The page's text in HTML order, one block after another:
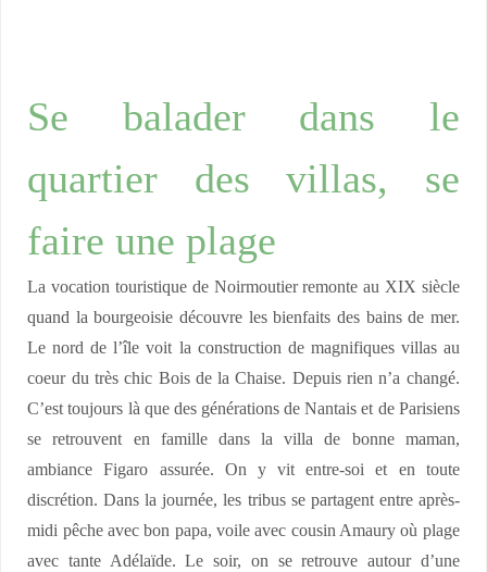
Se balader dans le
quartier des villas, se
faire une plage
La vocation touristique de Noirmoutier remonte au XIX siècle
quand la bourgeoisie découvre les bienfaits des bains de mer.
Le nord de l’île voit la construction de magnifiques villas au
coeur du très chic Bois de la Chaise. Depuis rien n’a changé.
C’est toujours là que des générations de Nantais et de Parisiens
se retrouvent en famille dans la villa de bonne maman,
ambiance Figaro assurée. On y vit entre-soi et en toute
discrétion. Dans la journée, les tribus se partagent entre après-
midi pêche avec bon papa, voile avec cousin Amaury où plage
avec tante Adélaïde. Le soir, on se retrouve autour d’une